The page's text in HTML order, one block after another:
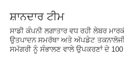
ਸ਼ਾਨਦਾਰ ਟੀਮ
ਸਾਡੀ ਕੰਪਨੀ ਲਗਾਤਾਰ ਵਧ ਰਹੀ ਲੇਬਰ
ਉਤਪਾਦਨ ਸਮਰੱਥਾ ਅਤੇ ਅੱਪਡੇਟ
ਸਮੱਗਰੀ ਨੂੰ ਸੰਭਾਲਣ ਵਾਲੇ ਉਪਕਰਣਾਂ ਦੇ